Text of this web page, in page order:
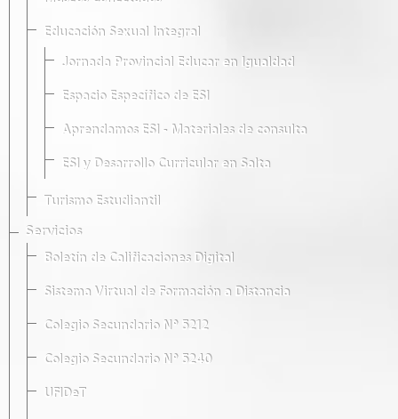
Educación Sexual Integral
Jornada Provincial Educar en Igualdad
Espacio Específico de ESI
Aprendamos ESI - Materiales de consulta
ESI y Desarrollo Curricular en Salta
Turismo Estudiantil
Servicios
Boletín de Calificaciones Digital
Sistema Virtual de Formación a Distancia
Colegio Secundario Nº 5212
Colegio Secundario Nº 5240
UFIDeT